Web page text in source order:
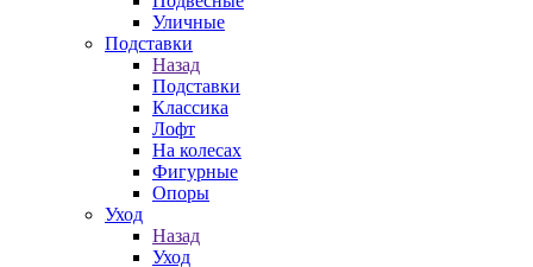
Уличные
Подставки
Назад
Подставки
Классика
Лофт
На колесах
Фигурные
Опоры
Уход
Назад
Уход